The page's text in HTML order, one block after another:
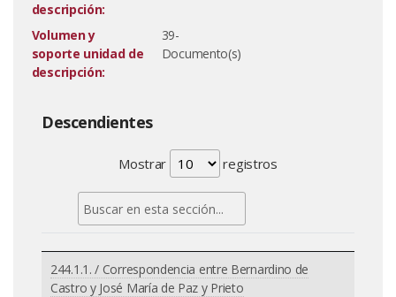
descripción:
Volumen y
soporte unidad de
descripción:
39-
Documento(s)
Descendientes
Mostrar registros
244.1.1. / Correspondencia entre Bernardino de
Castro y José María de Paz y Prieto